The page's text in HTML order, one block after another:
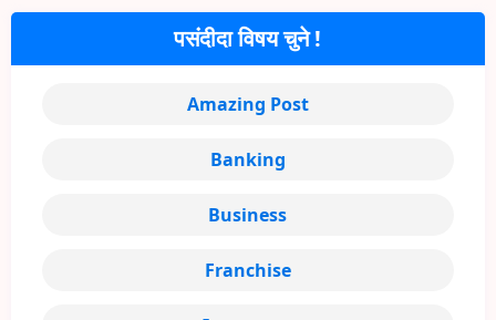
पसंदीदा विषय चुने !
Amazing Post
Banking
Business
Franchise